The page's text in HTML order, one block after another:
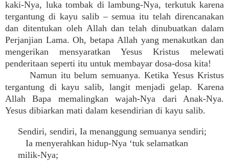
kaki-Nya, luka tombak di lambung-Nya, terkutuk karena
tergantung di kayu salib – semua itu telah direncanakan
dan ditentukan oleh Allah dan telah dinubuatkan dalam
Perjanjian Lama. Oh, betapa Allah yang menakutkan dan
mengerikan mensyaratkan Yesus Kristus melewati
penderitaan seperti itu untuk membayar dosa-dosa kita!
Namun itu belum semuanya. Ketika Yesus Kristus
tergantung di kayu salib, langit menjadi gelap. Karena
Allah Bapa memalingkan wajah-Nya dari Anak-Nya.
Yesus dibiarkan mati dalam kesendirian di kayu salib.
Sendiri, sendiri, Ia menanggung semuanya sendiri;
Ia menyerahkan hidup-Nya ‘tuk selamatkan
milik-Nya;